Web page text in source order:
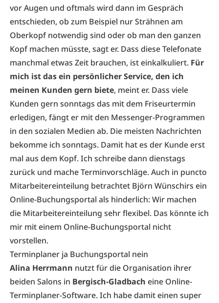
vor Augen und oftmals wird dann im Gespräch
entschieden, ob zum Beispiel nur Strähnen am
Oberkopf notwendig sind oder ob man den ganzen
Kopf machen müsste, sagt er. Dass diese Telefonate
manchmal etwas Zeit brauchen, ist einkalkuliert. Für
mich ist das ein persönlicher Service, den ich
meinen Kunden gern biete, meint er. Dass viele
Kunden gern sonntags das mit dem Friseurtermin
erledigen, fängt er mit den Messenger-Programmen
in den sozialen Medien ab. Die meisten Nachrichten
bekomme ich sonntags. Damit hat es der Kunde erst
mal aus dem Kopf. Ich schreibe dann dienstags
zurück und mache Terminvorschläge. Auch in puncto
Mitarbeitereinteilung betrachtet Björn Wünschirs ein
Online-Buchungsportal als hinderlich: Wir machen
die Mitarbeitereinteilung sehr flexibel. Das könnte ich
mir mit einem Online-Buchungsportal nicht
vorstellen.
Terminplaner ja Buchungsportal nein
Alina Herrmann nutzt für die Organisation ihrer
beiden Salons in Bergisch-Gladbach eine Online-
Terminplaner-Software. Ich habe damit einen super